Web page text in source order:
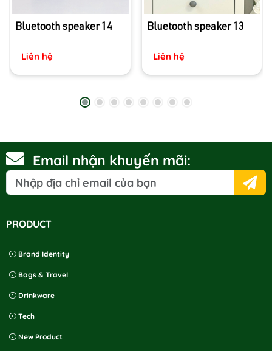
Bluetooth speaker 14
Liên hệ
Bluetooth speaker 13
Liên hệ
Email nhận khuyến mãi:
PRODUCT
Brand Identity
Bags & Travel
Drinkware
Tech
New Product